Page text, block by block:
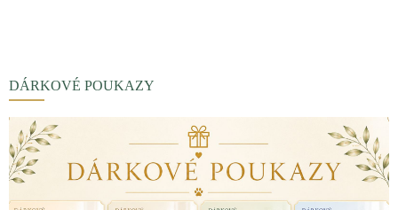
DÁRKOVÉ POUKAZY